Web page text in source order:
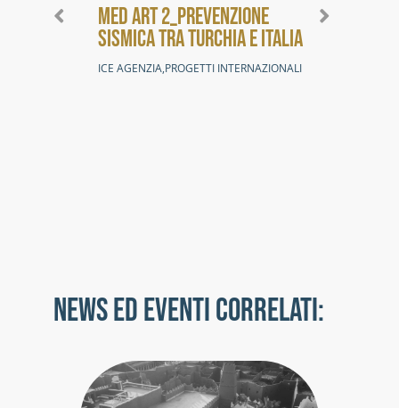
MED ART 2_PREVENZIONE
SISMICA TRA TURCHIA E ITALIA
ICE AGENZIA,PROGETTI INTERNAZIONALI
NEWS ED EVENTI CORRELATI: